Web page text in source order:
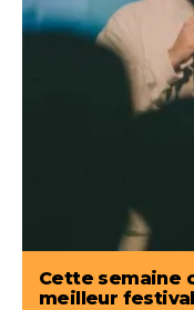
Cette semaine
meilleur festival